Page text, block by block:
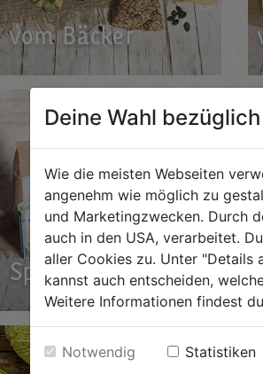
vom Bä­cker
Speis
Deine Wahl
Wie die meisten Webseiten
angenehm wie möglich zu
und Marketingzwecken. Durch
auch in den USA, verarbeitet.
aller Cookies zu. Unter "Details
kannst auch entscheiden,
Weitere Informationen findest
Notwendig Statistiken